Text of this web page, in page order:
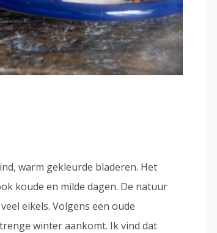
warm gekleurde bladeren. Het
koude en milde dagen. De natuur
eikels. Volgens een oude
winter aankomt. Ik vind dat